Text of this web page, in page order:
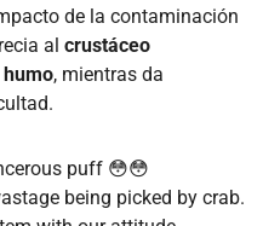
de la contaminación
al crustáceo
, mientras da
puff 😳😳
being picked by crab.